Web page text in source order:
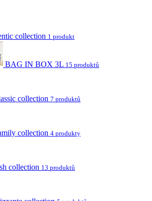
collection 1 produkt
BAG IN BOX 3L 15 produktů
collection 7 produktů
collection 4 produkty
collection 13 produktů